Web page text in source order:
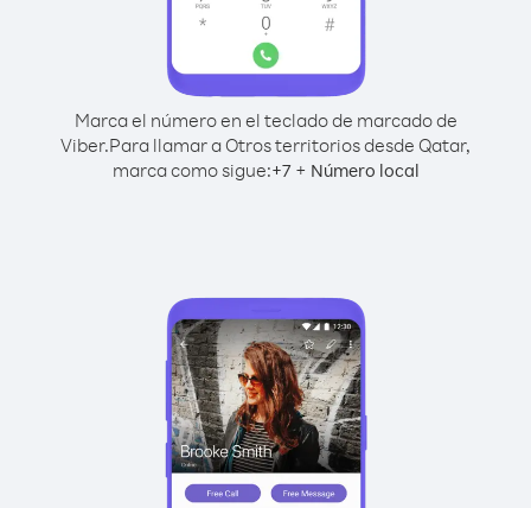
Marca el número en el teclado de marcado de
Viber.Para llamar a Otros territorios desde Qatar,
marca como sigue:+7+ Número local